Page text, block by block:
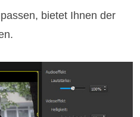
bietet Ihnen der